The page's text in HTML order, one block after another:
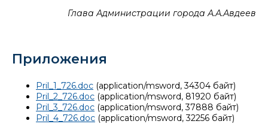
Глава Администрации города А.А.Авдеев
Приложения
Pril_1_726.doc (application/msword, 34304 байт)
Pril_2_726.doc (application/msword, 81920 байт)
Pril_3_726.doc (application/msword, 37888 байт)
Pril_4_726.doc (application/msword, 32256 байт)